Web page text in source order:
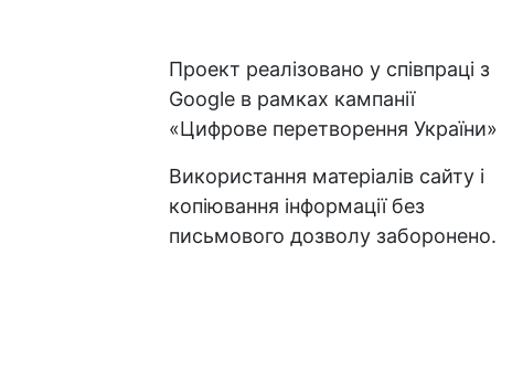
Проект реалізовано у співпраці з
Google в рамках кампанії
«Цифрове перетворення України»
Використання матеріалів сайту і
копіювання інформації без
письмового дозволу заборонено.